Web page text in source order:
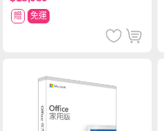
贈 免運